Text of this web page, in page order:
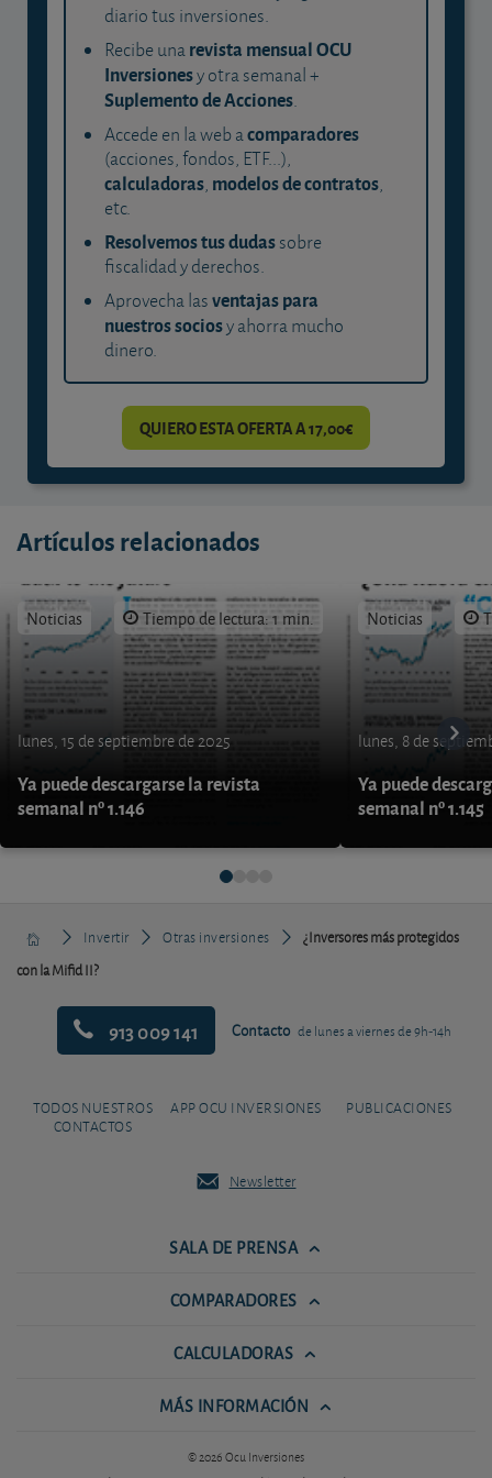
diario tus inversiones.
Recibe unarevista mensual OCU
Inversionesy otra semanal +
Suplemento de Acciones.
Accede en la web acomparadores
(acciones, fondos, ETF...),
calculadoras, modelos de contratos,
etc.
Resolvemos tus dudassobre
fiscalidad y derechos.
Aprovecha lasventajas para
nuestros sociosy ahorra mucho
dinero.
QUIERO ESTA OFERTA A 17,00€
Artículos relacionados
Noticias Tiempo de lectura: 1 min.
lunes, 15 de septiembre de 2025
Ya puede descargarse la revista
semanal nº 1.146
Noticias
lunes, 8 de
Ya puede
semanal nº 1.145
Invertir Otras inversiones
¿Inversores más protegidos
con la Mifid II?
913 009 141 Contacto de lunes a viernes de 9h-14h
TODOS NUESTROS
CONTACTOS
APP OCU INVERSIONES PUBLICACIONES
Newsletter
SALA DE PRENSA
COMPARADORES
CALCULADORAS
MÁS INFORMACIÓN
© 2026 Ocu Inversiones